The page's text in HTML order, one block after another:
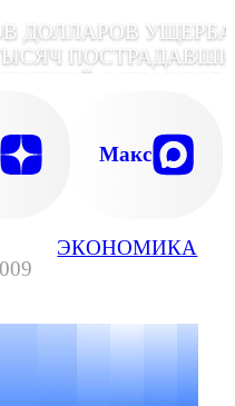
ЭКОНОМИКА
ДОЛЛАРОВ
ПРИЗНАЛ СВОЮ
Макс